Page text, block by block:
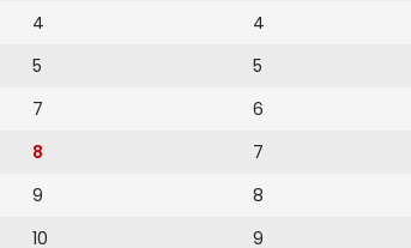
4
5
7
8
9
10
4
5
6
7
8
9